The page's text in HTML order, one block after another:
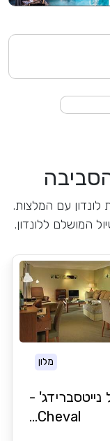
לונדון עם המלצות.
המושלם ללונדון.
מלון
-
Cheval...